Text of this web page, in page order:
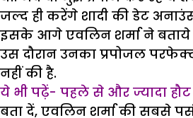
जल्द ही करेंगे शादी की डेट
इसके आगे एवलिन शर्मा ने
उस दौरान उनका प्रपोजल
नहीं की है.
ये भी पढ़ें- पहले से और ज्यादा हौट
बता दें, एवलिन शर्मा की सबसे